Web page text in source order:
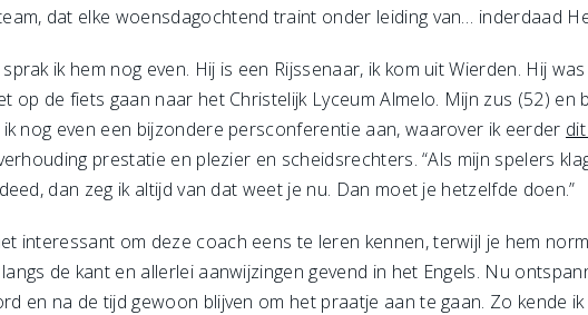
dat elke woensdagochtend traint onder leiding van… inderdaad
ik hem nog even. Hij is een Rijssenaar, ik kom uit Wierden. Hij
op de fiets gaan naar het Christelijk Lyceum Almelo. Mijn zus (52)
nog even een bijzondere persconferentie aan, waarover ik eerder
prestatie en plezier en scheidsrechters. “Als mijn spelers
dan zeg ik altijd van dat weet je nu. Dan moet je hetzelfde doen.”
interessant om deze coach eens te leren kennen, terwijl je hem
de kant en allerlei aanwijzingen gevend in het Engels. Nu
en na de tijd gewoon blijven om het praatje aan te gaan. Zo kende ik